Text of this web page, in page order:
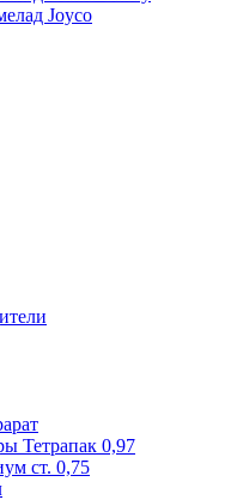
Joyco
Тетрапак 0,97
ст. 0,75